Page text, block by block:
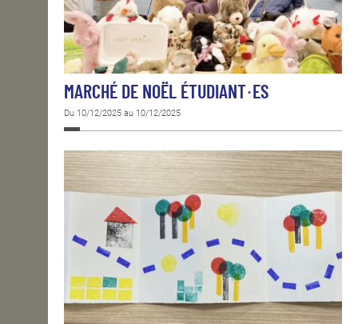
MARCHÉ DE NOËL ÉTUDIANT·ES
Du 10/12/2025 au 10/12/2025